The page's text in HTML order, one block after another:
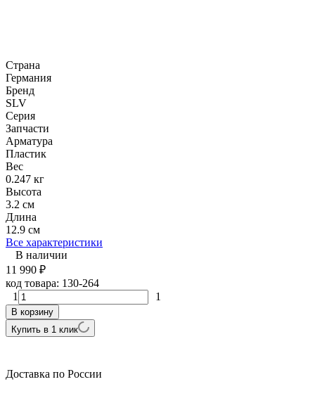
Страна
Германия
Бренд
SLV
Серия
Запчасти
Арматура
Пластик
Вес
0.247 кг
Высота
3.2 см
Длина
12.9 см
Все характеристики
В наличии
11 990 ₽
код товара: 130-264
1
1
В корзину
Купить в 1 клик
Доставка по России